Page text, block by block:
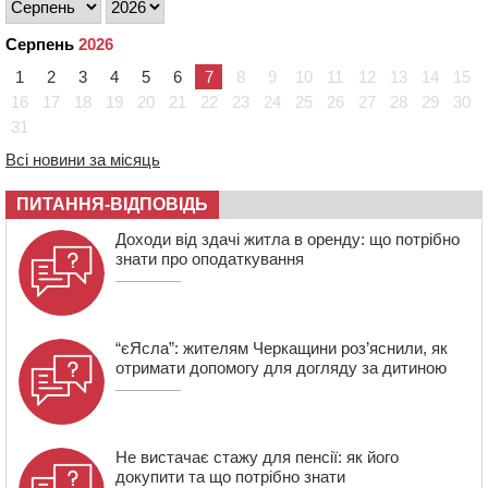
09:08 Встановити гойдалки, карусель і закупити іграшки: у
08:22
“На щиті” у Чорнобаївську громаду повертається
полеглий біля Кліщіївки воїн
сплатили на Черкащині
06 СЕРПНЯ 2026, ЧЕТВЕР
21:13 Вісім медалей, з яких чотири золоті: черкаські
спортсмени тріумфували на чемпіонаті України
Серпень 2026
1
2 3 4 5 6 7 8 9 10 11 12 13 14
15
16
17 18 19 20 21 22 23 24 25 26 27 28 29
30
31
Всі новини за місяць
ПИТАННЯ-ВІДПОВІДЬ
Доходи від здачі житла в оренду: що потрібно
знати про оподаткування
“єЯсла”: жителям Черкащини роз’яснили, як
отримати допомогу для догляду за дитиною
Не вистачає стажу для пенсії: як його
докупити та що потрібно знати